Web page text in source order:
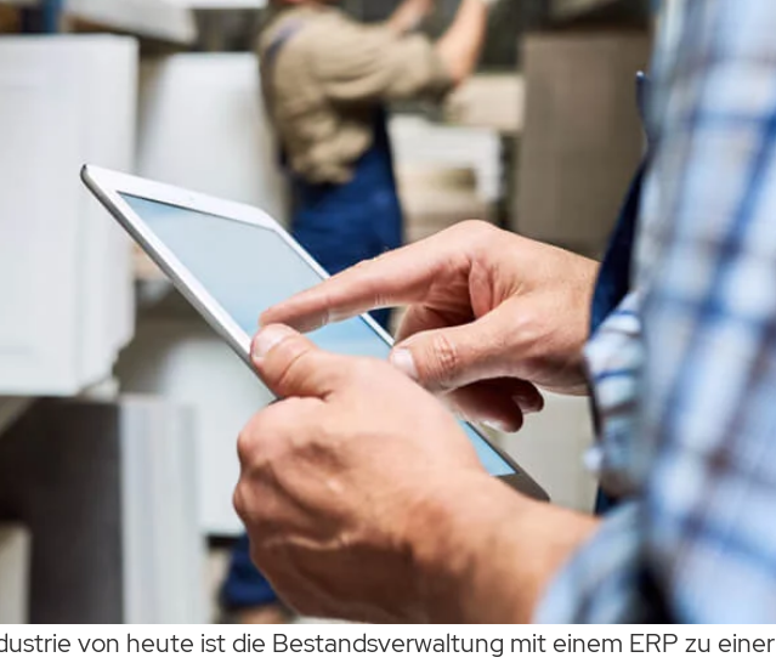
von heute ist die Bestandsverwaltung mit einem ERP zu einer